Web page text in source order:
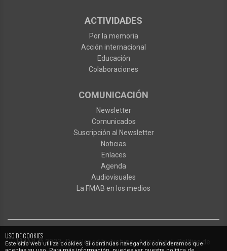
USO DE COOKIES
Este sitio web utiliza cookies. Si continúas navegando consideramos que
ACTIVIDADES
Por la memoria
Acción internacional
Educación
Colaboraciones
COMUNICACIÓN
Newsletter
Comunicados
Suscripción al Newsletter
Noticias
Enlaces
Agenda
Audiovisuales
La FMAB en los medios
FMAB© 2023·Developed byIxotype·Aviso legal·Política de